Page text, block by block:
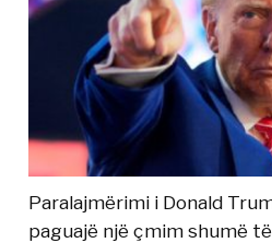
Paralajmërimi i Donald
paguajë një çmim shumë